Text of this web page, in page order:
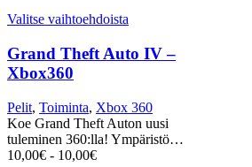
Valitse vaihtoehdoista
Grand Theft Auto IV –
Xbox360
Pelit, Toiminta, Xbox 360
Koe Grand Theft Auton uusi
tuleminen 360:lla! Ympäristö…
10,00€ - 10,00€